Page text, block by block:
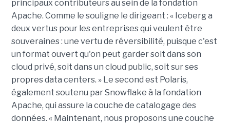
principaux contributeurs au sein de la fondation
Apache. Comme le souligne le dirigeant : « Iceberg a
deux vertus pour les entreprises qui veulent être
souveraines : une vertu de réversibilité, puisque c'est
un format ouvert qu'on peut garder soit dans son
cloud privé, soit dans un cloud public, soit sur ses
propres data centers. » Le second est Polaris,
également soutenu par Snowflake à la fondation
Apache, qui assure la couche de catalogage des
données. « Maintenant, nous proposons une couche